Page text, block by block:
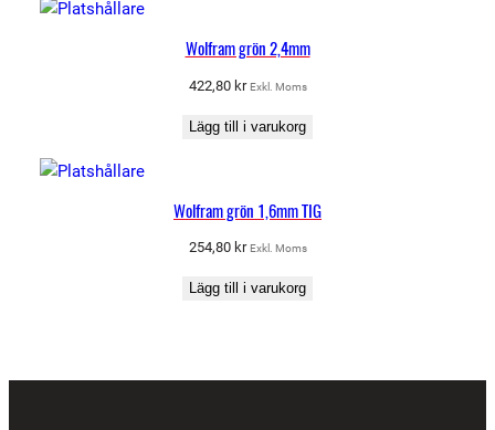
Wolfram grön 2,4mm
422,80 kr Exkl. Moms
Lägg till i varukorg
Wolfram grön 1,6mm TIG
254,80 kr Exkl. Moms
Lägg till i varukorg